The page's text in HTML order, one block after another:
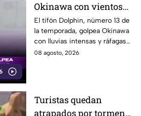
Okinawa con vientos
de hasta 157 km/h
El tifón Dolphin, número 13 de
la temporada, golpea Okinawa
con lluvias intensas y ráfagas
de hasta 157 kilómetros por
08 agosto, 2026
Turistas quedan
atrapados por tormenta